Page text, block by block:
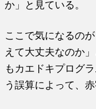
か」と見ている。
ここで気になるの
えて大丈夫なのか
もカエドキプログ
う誤算によって、赤